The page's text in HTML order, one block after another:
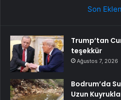
Son
Trump’tan
teşekkür
Ağustos 7, 2026
Bodrum’da
Uzun